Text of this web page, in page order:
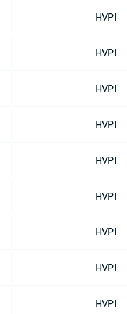
HVPI
HVPI
HVPI
HVPI
HVPI
HVPI
HVPI
HVPI
HVPI